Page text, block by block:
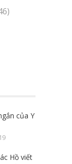
của Y
Hồ viết